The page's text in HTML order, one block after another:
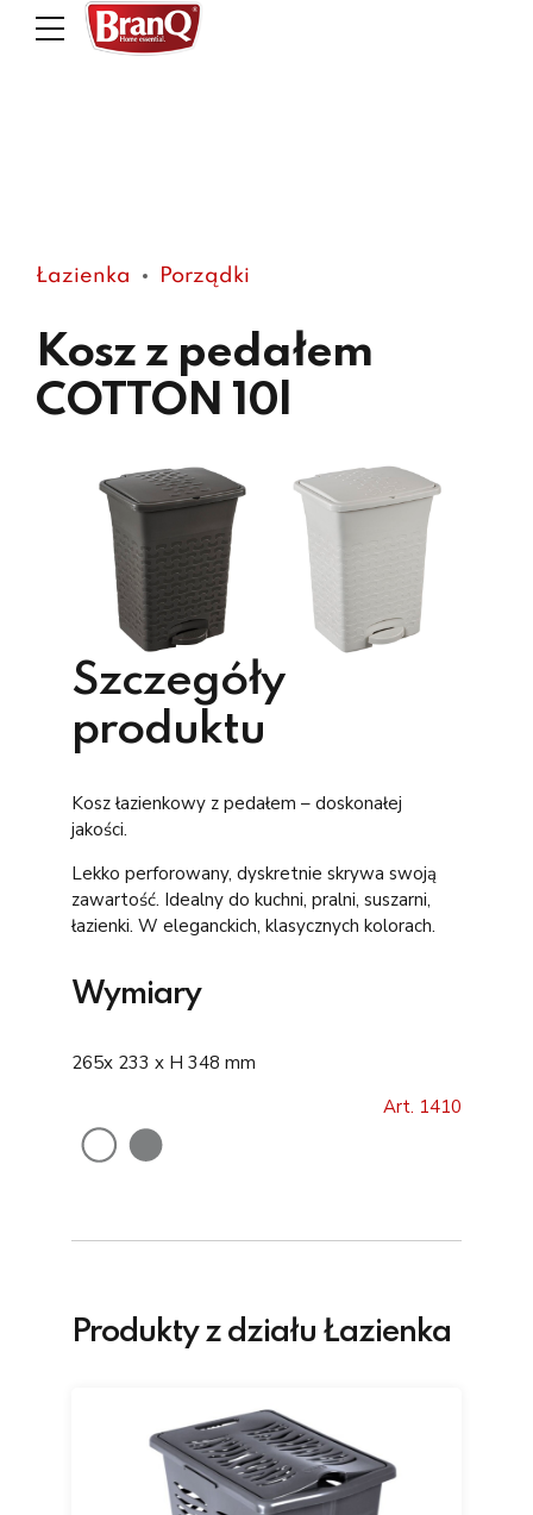
Łazienka Porządki
Kosz z pedałem
COTTON 10l
Szczegóły
produktu
Kosz łazienkowy z pedałem – doskonałej
jakości.
Lekko perforowany, dyskretnie skrywa swoją
zawartość. Idealny do kuchni, pralni, suszarni,
łazienki. W eleganckich, klasycznych kolorach.
Wymiary
265x 233 x H 348 mm
Art. 1410
Produkty z działu Łazienka